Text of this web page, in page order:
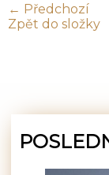
← Předchozí
Zpět do složky